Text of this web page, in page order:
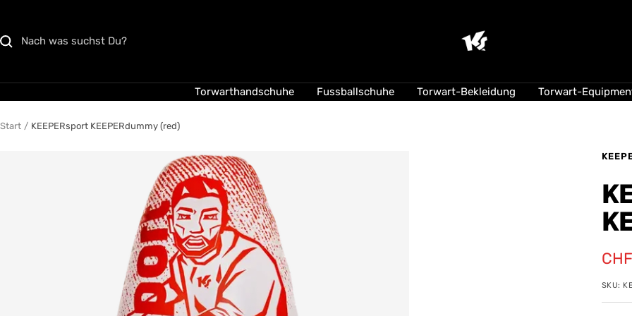
Inhalt
Suisse
Torwarthandschuhe Fussballschuhe Torwart-Bekleidung Torwart-
Start KEEPERsport KEEPERdummy (red)
SKU: